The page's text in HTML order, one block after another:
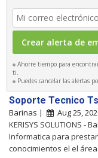
Ahorre tiempo para
ti.
Puedes cancelar las alertas
Soporte Tecnico
Barinas | Aug 25,
KERISYS SOLUTIONS -
Informatica para prestar
conocimientos el el